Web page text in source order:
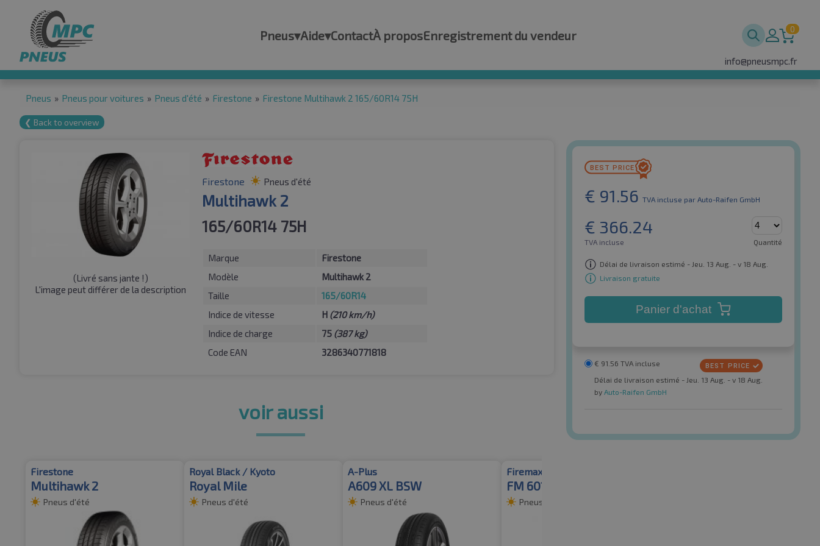
Pneus▾Aide▾ContactÀ proposEnregistrement du vendeur 0
info@pneusmpc.fr
Pneus » Pneus pour voitures » Pneus d'été » Firestone » Firestone Multihawk 2 165/60R14 75H
❮ Back to overview
(Livré sans jante !)
L'image peut différer de la description
Firestone Pneus d'été
Multihawk 2
165/60R14 75H
Marque
Firestone
Modèle
Multihawk 2
Taille
165/60R14
Indice de vitesse
H (210 km/h)
Indice de charge
75 (387 kg)
Code EAN
3286340771818
€ 91.56 TVA incluse par Auto-Raifen GmbH
€ 366.24
TVA incluse Quantité
Délai de livraison estimé - Jeu. 13 Aug. - v 18 Aug.
Livraison gratuite
Panier d'achat
€ 91.56 TVA incluse
Délai de livraison estimé - Jeu. 13 Aug. - v 18 Aug.
by Auto-Raifen GmbH
voir aussi
Firestone
Multihawk 2
Pneus d'été
Royal Black / Kyoto
Royal Mile
Pneus d'été
A-Plus
A609 XL BSW
Pneus d'été
Firemax
FM 601
Pneus d'été